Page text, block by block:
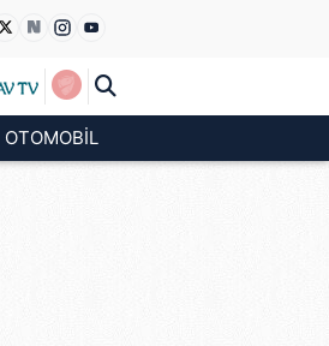
OTOMOBİL